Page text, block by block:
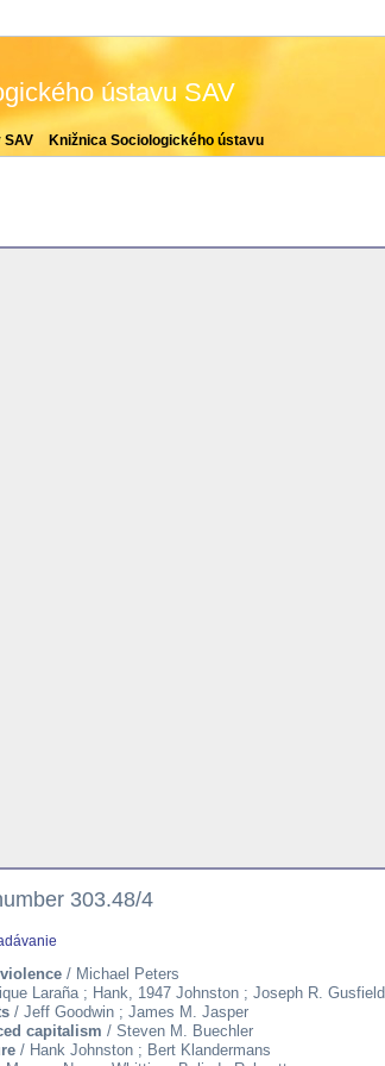
Knižnica Sociologického ústavu
ústavu SAV
303.48/4
/ Michael Peters
Laraña ; Hank, 1947 Johnston ; Joseph R. Gusfield
/ Jeff Goodwin ; James M. Jasper
capitalism / Steven M. Buechler
/ Hank Johnston ; Bert Klandermans